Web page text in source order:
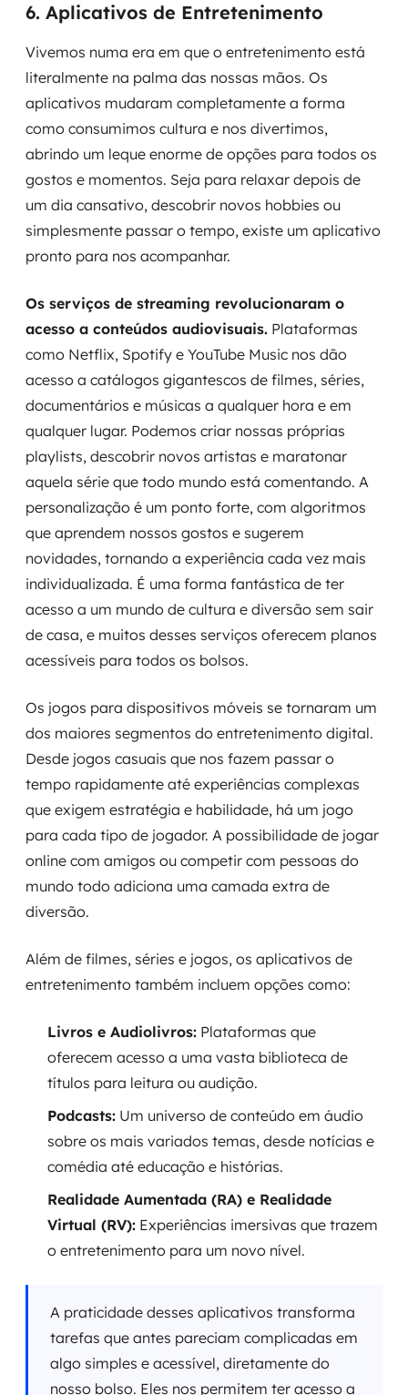
6. Aplicativos de Entretenimento
Vivemos numa era em que o entretenimento está
literalmente na palma das nossas mãos. Os
aplicativos mudaram completamente a forma
como consumimos cultura e nos divertimos,
abrindo um leque enorme de opções para todos os
gostos e momentos. Seja para relaxar depois de
um dia cansativo, descobrir novos hobbies ou
simplesmente passar o tempo, existe um aplicativo
pronto para nos acompanhar.
Os serviços de streaming revolucionaram o
acesso a conteúdos audiovisuais. Plataformas
como Netflix, Spotify e YouTube Music nos dão
acesso a catálogos gigantescos de filmes, séries,
documentários e músicas a qualquer hora e em
qualquer lugar. Podemos criar nossas próprias
playlists, descobrir novos artistas e maratonar
aquela série que todo mundo está comentando. A
personalização é um ponto forte, com algoritmos
que aprendem nossos gostos e sugerem
novidades, tornando a experiência cada vez mais
individualizada. É uma forma fantástica de ter
acesso a um mundo de cultura e diversão sem sair
de casa, e muitos desses serviços oferecem planos
acessíveis para todos os bolsos.
Os jogos para dispositivos móveis se tornaram um
dos maiores segmentos do entretenimento digital.
Desde jogos casuais que nos fazem passar o
tempo rapidamente até experiências complexas
que exigem estratégia e habilidade, há um jogo
para cada tipo de jogador. A possibilidade de jogar
online com amigos ou competir com pessoas do
mundo todo adiciona uma camada extra de
diversão.
Além de filmes, séries e jogos, os aplicativos de
entretenimento também incluem opções como:
Livros e Audiolivros: Plataformas que
oferecem acesso a uma vasta biblioteca de
títulos para leitura ou audição.
Podcasts: Um universo de conteúdo em áudio
sobre os mais variados temas, desde notícias e
comédia até educação e histórias.
Realidade Aumentada (RA) e Realidade
Virtual (RV): Experiências imersivas que trazem
o entretenimento para um novo nível.
A praticidade desses aplicativos transforma
tarefas que antes pareciam complicadas em
algo simples e acessível, diretamente do
nosso bolso. Eles nos permitem ter acesso a